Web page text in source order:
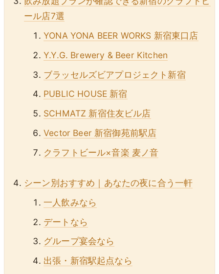
ール店7選
YONA YONA BEER WORKS 新宿東口店
Y.Y.G. Brewery & Beer Kitchen
ブラッセルズビアプロジェクト新宿
PUBLIC HOUSE 新宿
SCHMATZ 新宿住友ビル店
Vector Beer 新宿御苑前駅店
クラフトビール×音楽 麦ノ音
シーン別おすすめ｜あなたの夜に合う一軒
一人飲みなら
デートなら
グループ宴会なら
出張・新宿駅起点なら